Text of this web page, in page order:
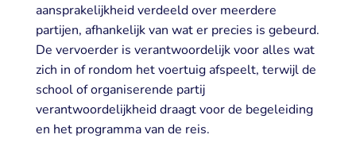
aansprakelijkheid verdeeld over meerdere
partijen, afhankelijk van wat er precies is gebeurd.
De vervoerder is verantwoordelijk voor alles wat
zich in of rondom het voertuig afspeelt, terwijl de
school of organiserende partij
verantwoordelijkheid draagt voor de begeleiding
en het programma van de reis.